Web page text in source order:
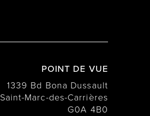
POINT DE VUE
1339 Bd Bona Dussault
Saint-Marc-des-Carrières
G0A 4B0